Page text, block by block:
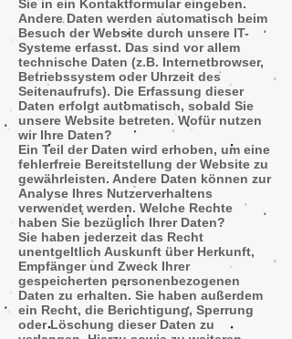
Sie in ein Kontaktformular eingeben.
Andere Daten werden automatisch beim
Besuch der Website durch unsere IT-
Systeme erfasst. Das sind vor allem
technische Daten (z.B. Internetbrowser,
Betriebssystem oder Uhrzeit des
Seitenaufrufs). Die Erfassung dieser
Daten erfolgt automatisch, sobald Sie
unsere Website betreten. Wofür nutzen
wir Ihre Daten?
Ein Teil der Daten wird erhoben, um eine
fehlerfreie Bereitstellung der Website zu
gewährleisten. Andere Daten können zur
Analyse Ihres Nutzerverhaltens
verwendet werden. Welche Rechte
haben Sie bezüglich Ihrer Daten?
Sie haben jederzeit das Recht
unentgeltlich Auskunft über Herkunft,
Empfänger und Zweck Ihrer
gespeicherten personenbezogenen
Daten zu erhalten. Sie haben außerdem
ein Recht, die Berichtigung, Sperrung
oder Löschung dieser Daten zu